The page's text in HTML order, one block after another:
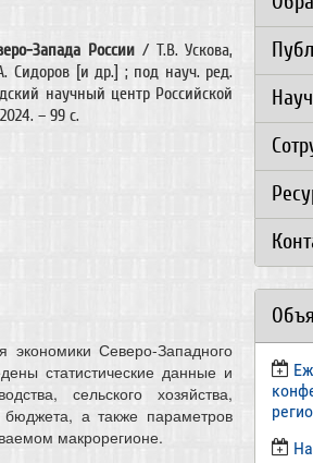
Запада России/ Т.В. Ускова,
Сидоров [и др.] ; под науч. ред.
научный центр Российской
– 99 с.
экономики Северо-Западного
статистические данные и
сельского хозяйства,
а также параметров
макрорегионе.